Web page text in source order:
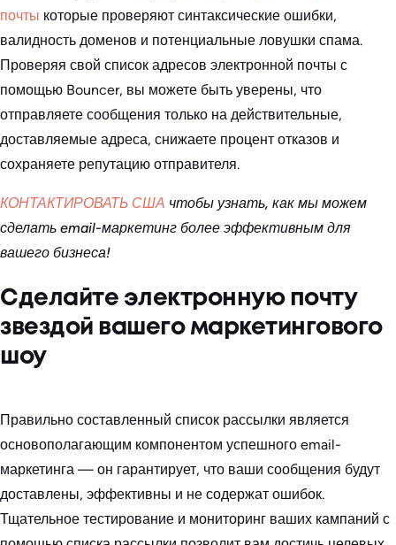
почты которые проверяют синтаксические ошибки,
валидность доменов и потенциальные ловушки спама.
Проверяя свой список адресов электронной почты с
помощью Bouncer, вы можете быть уверены, что
отправляете сообщения только на действительные,
доставляемые адреса, снижаете процент отказов и
сохраняете репутацию отправителя.
КОНТАКТИРОВАТЬ США чтобы узнать, как мы можем
сделать email-маркетинг более эффективным для
вашего бизнеса!
Сделайте электронную почту
звездой вашего маркетингового
шоу
Правильно составленный список рассылки является
основополагающим компонентом успешного email-
маркетинга — он гарантирует, что ваши сообщения будут
доставлены, эффективны и не содержат ошибок.
Тщательное тестирование и мониторинг ваших кампаний с